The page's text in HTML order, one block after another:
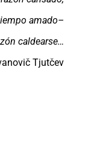
amado–
caldearse…
Tjutčev